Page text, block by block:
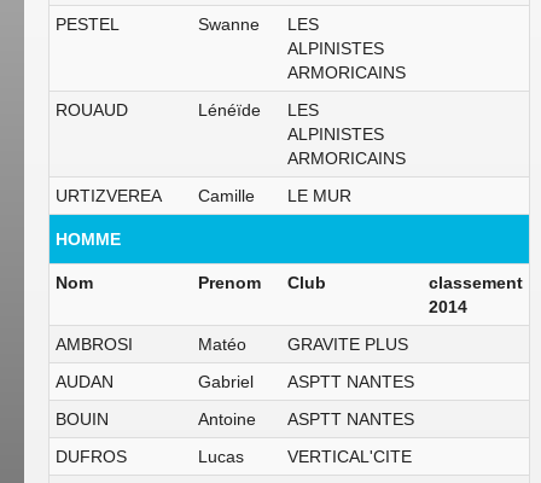
PESTEL
Swanne
LES
ALPINISTES
ARMORICAINS
ROUAUD
Lénéïde
LES
ALPINISTES
ARMORICAINS
URTIZVEREA
Camille LE MUR
HOMME
Nom Prenom Club
classement
2014
AMBROSI
Matéo
GRAVITE PLUS
AUDAN
Gabriel
ASPTT NANTES
BOUIN
Antoine
ASPTT NANTES
DUFROS
Lucas
VERTICAL'CITE